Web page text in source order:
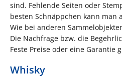
sind. Fehlende Seiten oder
besten Schnäppchen kann man
Wie bei anderen
Die Nachfrage bzw. die
Feste Preise oder eine Garantie
Whisky